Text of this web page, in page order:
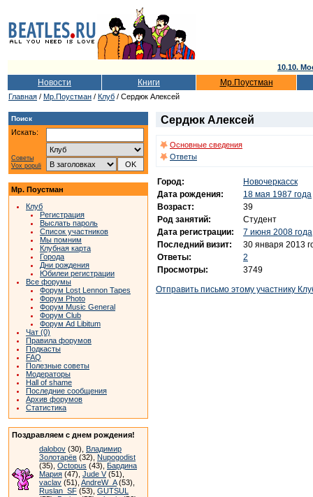
10.10.
Новости Книги Мр.Поустман
Главная / Мр.Поустман / Клуб / Cердюк Алексей
Поиск
Искать:
Советы
Vox populi
Мр. Поустман
Клуб
Регистрация
Выслать пароль
Список участников
Мы помним
Клубная карта
Города
Дни рождения
Юбилеи регистрации
Все форумы
Форум Lost Lennon Tapes
Форум Photo
Форум Music General
Форум Club
Форум Ad Libitum
Чат (0)
Правила форумов
Подкасты
FAQ
Полезные советы
Модераторы
Hall of shame
Последние сообщения
Архив форумов
Статистика
Поздравляем с днем рождения!
dalobov (30), Владимир
Золотарёв (32), Nupogodist
(35), Octopus (43), Бардина
Мария (47), Jude V(51),
vaclav (51), AndreW_A(53),
Ruslan_SF (53), GUTSUL
Cердюк Алексей
Основные сведения
Ответы
Город:
Новочеркасск
Дата рождения:
18 мая 1987 года
Возраст:
39
Род занятий:
Студент
Дата регистрации:
7 июня 2008 года
Последний визит:
30 января 2013
Ответы:
2
Просмотры:
3749
Отправить письмо этому участнику